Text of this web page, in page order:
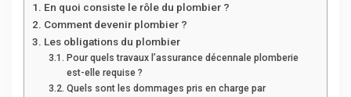
En quoi consiste le rôle du plombier ?
Comment devenir plombier ?
Les obligations du plombier
Pour quels travaux l’assurance décennale plomberie
est-elle requise ?
Quels sont les dommages pris en charge par